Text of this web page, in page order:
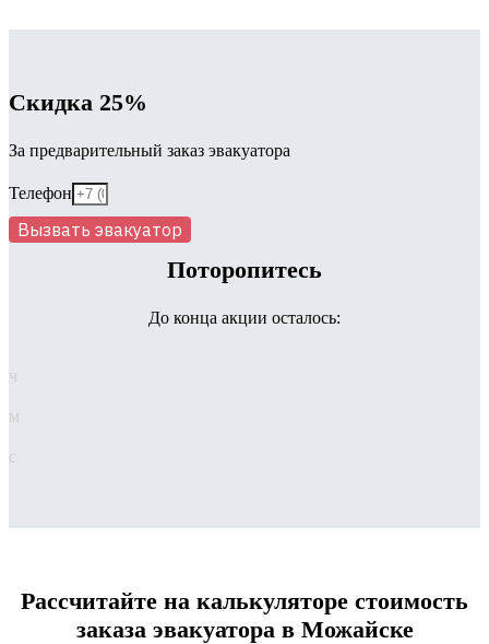
Скидка 25%
За предварительный заказ эвакуатора
Телефон
Вызвать эвакуатор
Поторопитесь
До конца акции осталось:
ч
м
с
Рассчитайте на калькуляторе стоимость
заказа эвакуатора в Можайске